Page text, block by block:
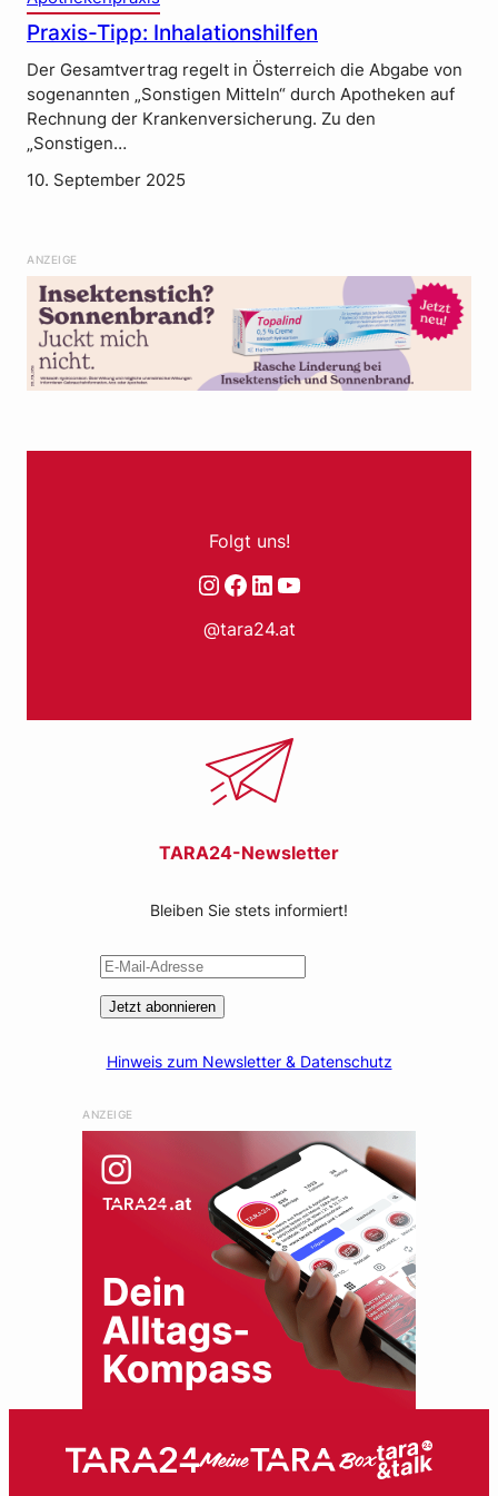
Praxis-Tipp: Inhalationshilfen
Der Gesamtvertrag regelt in Österreich die Abgabe von
sogenannten „Sonstigen Mitteln“ durch Apotheken auf
Rechnung der Krankenversicherung. Zu den
„Sonstigen…
10. September 2025
ANZEIGE
Folgt uns!
Instagram Facebook LinkedIn YouTube
@tara24.at
TARA24-Newsletter
Bleiben Sie stets informiert!
Jetzt abonnieren
Hinweis zum Newsletter & Datenschutz
ANZEIGE